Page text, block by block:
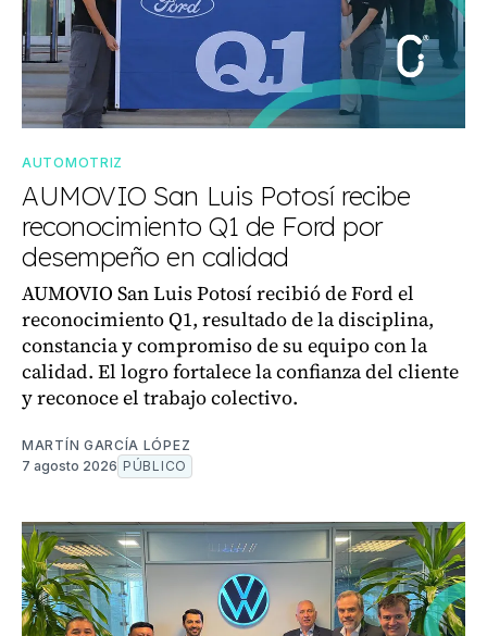
AUTOMOTRIZ
AUMOVIO San Luis Potosí recibe
reconocimiento Q1 de Ford por
desempeño en calidad
AUMOVIO San Luis Potosí recibió de Ford el
reconocimiento Q1, resultado de la disciplina,
constancia y compromiso de su equipo con la
calidad. El logro fortalece la confianza del cliente
y reconoce el trabajo colectivo.
MARTÍN GARCÍA LÓPEZ
7 agosto 2026 PÚBLICO